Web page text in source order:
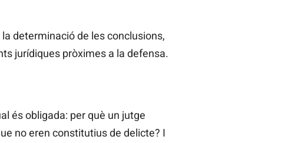
determinació de les conclusions,
jurídiques pròximes a la defensa.
és obligada: per què un jutge
no eren constitutius de delicte? I